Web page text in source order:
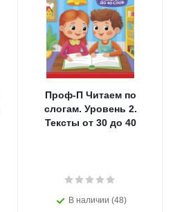
Проф-П Читаем по
слогам. Уровень 2.
Тексты от 30 до 40
В наличии (48)